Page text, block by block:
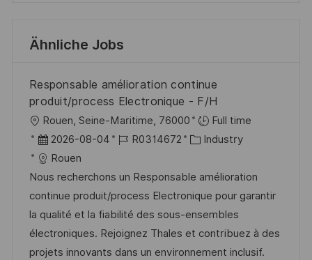
Ähnliche Jobs
Responsable amélioration continue
produit/process Electronique - F/H
O
r
t
Rouen, Seine-Maritime, 76000
Full time
D
a
t
u
m
d
e
2026-08-04
J
b
-
I
D
R0314672
K
t
e
g
o
r
Industry
Rouen
Nous recherchons un Responsable amélioration
continue produit/process Electronique pour garantir
la qualité et la fiabilité des sous-ensembles
électroniques. Rejoignez Thales et contribuez à des
projets innovants dans un environnement inclusif.